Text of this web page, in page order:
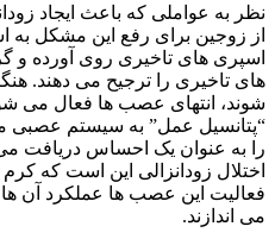
نظر به عواملی که باعث ایجاد
از زوجین برای رفع این مشکل به
اسپری های تاخیری روی آورده و
های تاخیری را ترجیح می دهند.
شوند، انتهای عصب ها فعال می
“پتانسیل عمل” به سیستم عصبی
را به عنوان یک احساس دریافت
اختلال زودانزالی این است که
فعالیت این عصب ها عملکرد آن ها
می اندازند.